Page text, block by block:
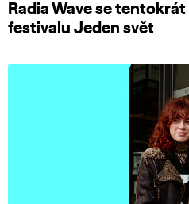
Radia Wave se
festivalu Jeden svět